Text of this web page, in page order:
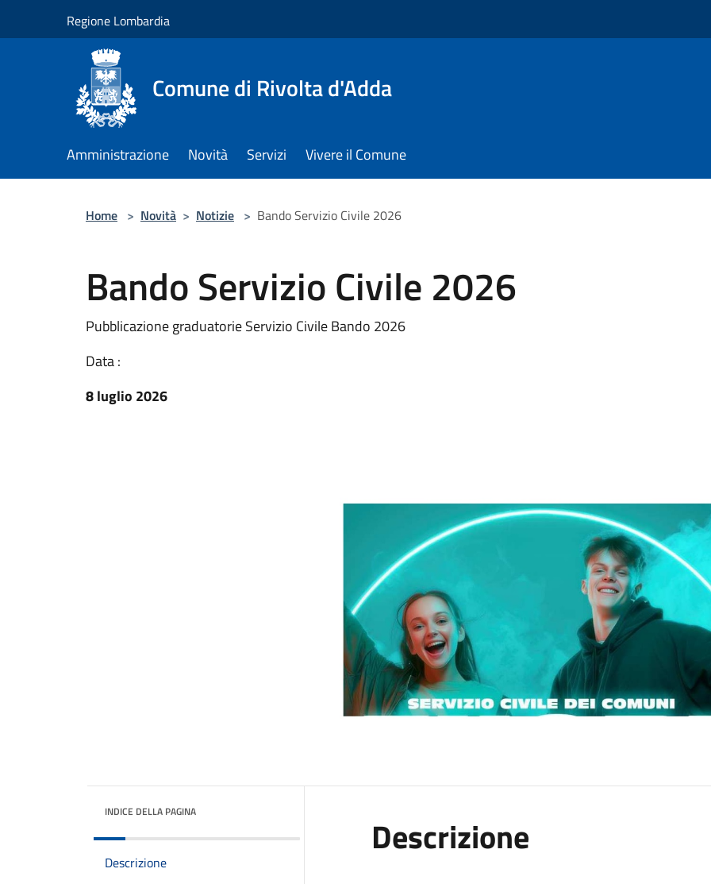
Regione Lombardia
Comune di Rivolta d'Adda
Amministrazione Novità Servizi Vivere il Comune
Home > Novità > Notizie > Bando Servizio Civile 2026
Bando Servizio Civile 2026
Pubblicazione graduatorie Servizio Civile Bando 2026
Data :
8 luglio 2026
INDICE DELLA PAGINA
Descrizione
Descrizione